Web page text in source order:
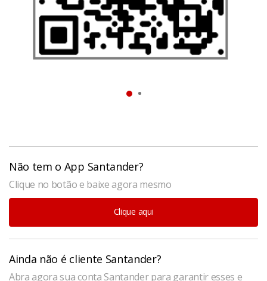
Não tem o App Santander?
Clique no botão e baixe agora mesmo
Clique aqui
Ainda não é cliente Santander?
Abra agora sua conta Santander para garantir esses e